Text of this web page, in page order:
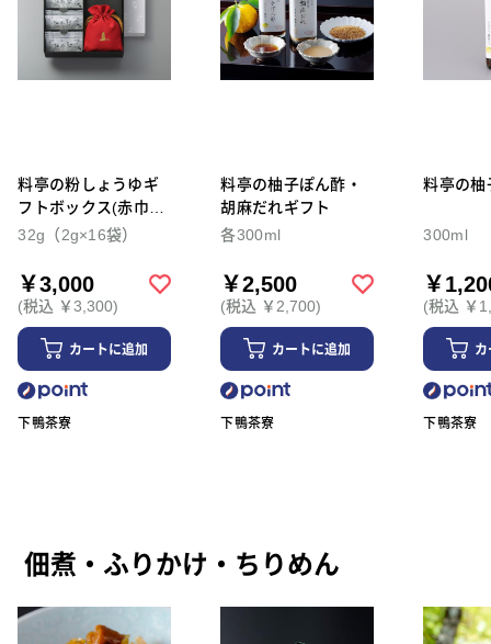
料亭の粉しょうゆギ
フトボックス(赤巾着
+陶器)
32g（2g×16袋）
￥3,000
(税込 ￥3,300)
カートに追加
下鴨茶寮
料亭の柚子ぽん酢・
胡麻だれギフト
各300ml
￥2,500
(税込 ￥2,700)
カートに追加
下鴨茶寮
料亭の柚
300ml
￥
(税込 ￥
下鴨茶寮
佃煮・ふりかけ・ちりめん